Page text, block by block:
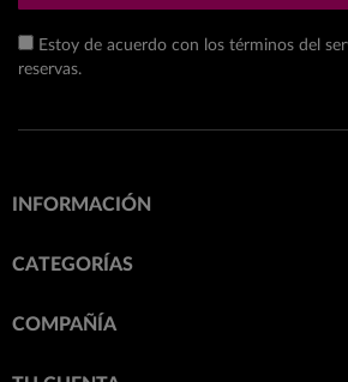
Estoy de acuerdo con los términos del
reservas.
INFORMACIÓN
CATEGORÍAS
COMPAÑÍA